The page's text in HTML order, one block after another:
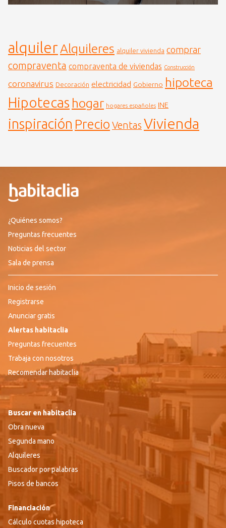
alquilerAlquileres alquiler vivienda comprar
compraventa compraventa de viviendas Construcción
coronavirus Decoración electricidad Gobierno hipoteca
Hipotecas hogar hogares españoles INE
inspiración Precio Ventas Vivienda
¿Quiénes somos?
Preguntas frecuentes
Noticias del sector
Sala de prensa
Inicio de sesión
Registrarse
Anunciar gratis
Alertas habitaclia
Preguntas frecuentes
Trabaja con nosotros
Recomendar habitaclia
Buscar en habitaclia
Obra nueva
Segunda mano
Alquileres
Buscador por palabras
Pisos de bancos
Financiación
Cálculo cuotas hipoteca